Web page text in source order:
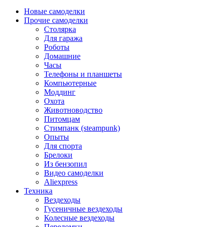
Новые самоделки
Прочие самоделки
Столярка
Для гаража
Роботы
Домашние
Часы
Телефоны и планшеты
Компьютерные
Моддинг
Охота
Животноводство
Питомцам
Стимпанк (steampunk)
Опыты
Для спорта
Брелоки
Из бензопил
Видео самоделки
Aliexpress
Техника
Вездеходы
Гусеничные вездеходы
Колесные вездеходы